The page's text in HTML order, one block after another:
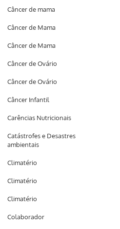
Câncer de mama
Câncer de Mama
Câncer de Mama
Câncer de Ovário
Câncer de Ovário
Câncer Infantil
Carências Nutricionais
Catástrofes e Desastres
ambientais
Climatério
Climatério
Climatério
Colaborador